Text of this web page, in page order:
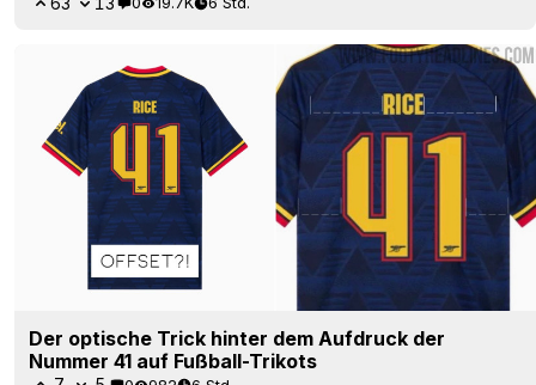
Der optische Trick hinter dem Aufdruck der
Nummer 41 auf Fußball-Trikots
7 5 0 982 6 Std.